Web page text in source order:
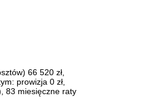
66 520 zł,
prowizja 0 zł,
83 miesięczne raty